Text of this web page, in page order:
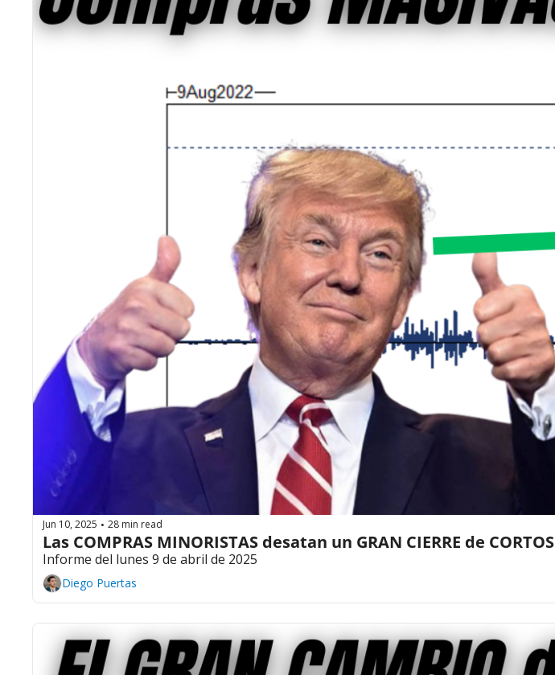
Jun 10, 2025 • 28 min read
Las COMPRAS MINORISTAS desatan un GRAN CIERRE de CORTOS
Informe del lunes 9 de abril de 2025
Diego Puertas